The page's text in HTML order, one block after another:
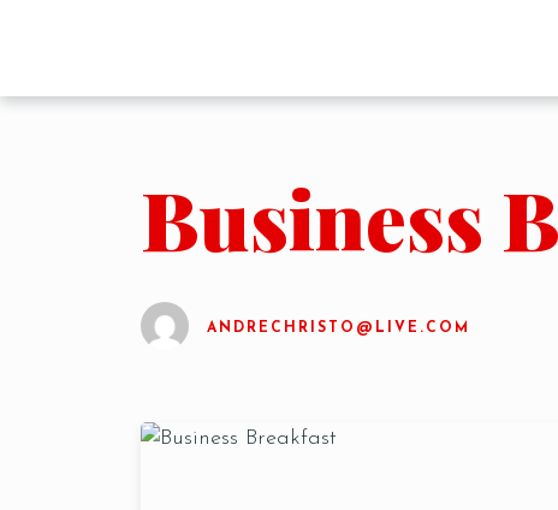
Business
ANDRECHRISTO@LIVE.COM